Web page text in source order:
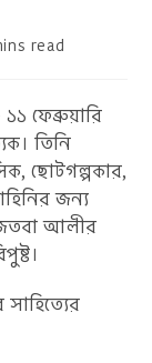
read
ফেব্রুয়ারি
তিনি
ছোটগল্পকার,
জন্য
আলীর